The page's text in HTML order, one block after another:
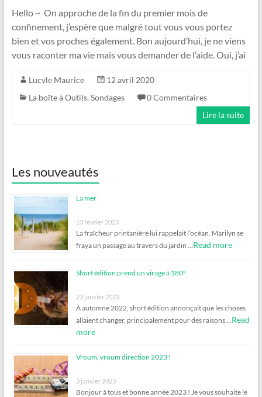
Hello ~ On approche de la fin du premier mois de
confinement, j’espère que malgré tout vous vous portez
bien et vos proches également. Bon aujourd’hui, je ne viens
vous raconter ma vie mais vous demander de l’aide. Oui, j’ai
Lucyle Maurice
12 avril 2020
La boîte à Outils, Sondages
0 Commentaires
Lire la suite
Les nouveautés
La mer
13 février 2023
La fraîcheur printanière lui rappelait l’océan. Marilyn se
fraya un passage au travers du jardin … Read more
Short édition prend un virage à 180°
23 janvier 2023
À automne 2022, short édition annonçait que les choses
allaient changer, principalement pour des raisons … Read
more
Vroum, vroum direction 2023 !
3 janvier 2023
Bonjour à tous et bonne année 2023 ! Je vous souhaite le